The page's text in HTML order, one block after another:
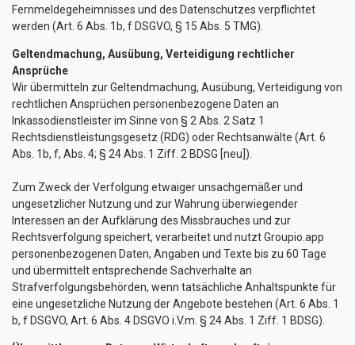
Fernmeldegeheimnisses und des Datenschutzes verpflichtet
werden (Art. 6 Abs. 1b, f DSGVO, § 15 Abs. 5 TMG).
Geltendmachung, Ausübung, Verteidigung rechtlicher
Ansprüche
Wir übermitteln zur Geltendmachung, Ausübung, Verteidigung von
rechtlichen Ansprüchen personenbezogene Daten an
Inkassodienstleister im Sinne von § 2 Abs. 2 Satz 1
Rechtsdienstleistungsgesetz (RDG) oder Rechtsanwälte (Art. 6
Abs. 1b, f, Abs. 4; § 24 Abs. 1 Ziff. 2 BDSG [neu]).
Zum Zweck der Verfolgung etwaiger unsachgemäßer und
ungesetzlicher Nutzung und zur Wahrung überwiegender
Interessen an der Aufklärung des Missbrauches und zur
Rechtsverfolgung speichert, verarbeitet und nutzt Groupio.app
personenbezogenen Daten, Angaben und Texte bis zu 60 Tage
und übermittelt entsprechende Sachverhalte an
Strafverfolgungsbehörden, wenn tatsächliche Anhaltspunkte für
eine ungesetzliche Nutzung der Angebote bestehen (Art. 6 Abs. 1
b, f DSGVO, Art. 6 Abs. 4 DSGVO i.V.m. § 24 Abs. 1 Ziff. 1 BDSG).